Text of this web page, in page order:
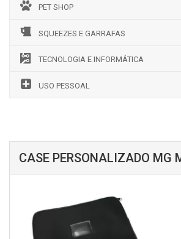
PET SHOP
SQUEEZES E GARRAFAS
TECNOLOGIA E INFORMÁTICA
USO PESSOAL
CASE PERSONALIZADO MG